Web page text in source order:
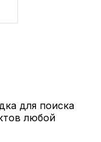
для поиска
любой